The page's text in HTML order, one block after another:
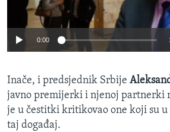
0:00
Inače, i predsjednik Srbije
javno premijerki i njenoj partnerki
je u čestitki kritikovao one koji su
taj događaj.